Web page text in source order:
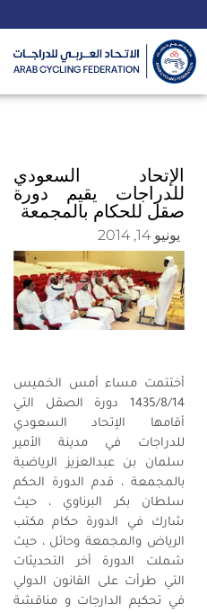
الإتحاد السعودي
للدراجات يقيم دورة
صقل للحكام بالمجمعة
يونيو 14, 2014
أختتمت مساء أمس الخميس
1435/8/14 دورة الصقل التي
أقامها الإتحاد السعودي
للدراجات في مدينة الأمير
سلمان بن عبدالعزيز الرياضية
بالمجمعة ، قدم الدورة الحكم
سلطان بكر البرناوي ، حيث
شارك في الدورة حكام مكتب
الرياض والمجمعة وحائل ، حيث
شملت الدورة أخر التحديثات
التي طرأت على القانون الدولي
في تحكيم الدارجات و مناقشة